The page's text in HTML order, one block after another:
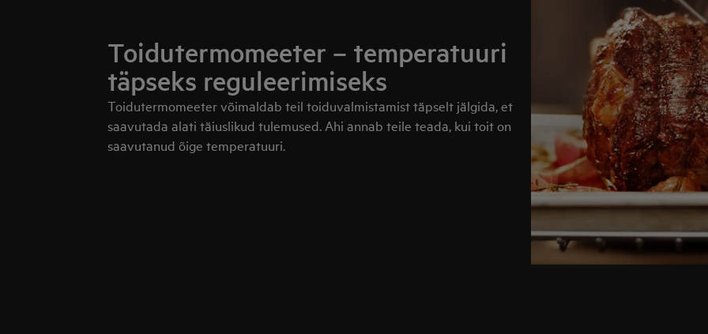
Toidutermomeeter – temperatuuri
täpseks reguleerimiseks
Toidutermomeeter võimaldab teil toiduvalmistamist täpselt jälgida, et
saavutada alati täiuslikud tulemused. Ahi annab teile teada, kui toit on
saavutanud õige temperatuuri.